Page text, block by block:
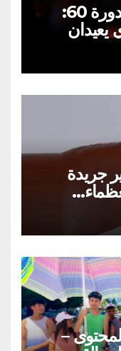
مهرجان قرطاج الدولي- الدورة 60:
يعيدان
جريدة
–